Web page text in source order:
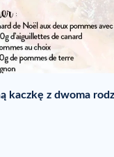
kaczkę z dwoma